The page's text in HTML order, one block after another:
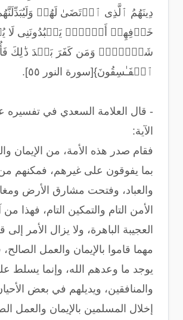
دِینَهُمُ ٱلَّذِی ٱرۡتَضَىٰ لَهُمۡ
خَوۡفِهِمۡ أَمۡنࣰاۚ یَعۡبُدُونَنِی لَا
شَیۡـࣰٔاۚ وَمَن كَفَرَ بَعۡدَ ذَ ٰ⁠لِكَ
ٱلۡفَـٰسِقُونَ}[سورة النور ٥٥].
- قال العلامة السعدي في تفسيره
الآية:
فقام صدر هذه الأمة، من الإيمان
بما يفوقون على غيرهم، فمكنهم من
والعباد، وفتحت مشارق الأرض
الأمن التام والتمكين التام، فهذا من
العجيبة الباهرة، ولا يزال الأمر إلى
مهما قاموا بالإيمان والعمل الصالح،
يوجد ما وعدهم الله، وإنما يسلط
والمنافقين، ويديلهم في بعض
إخلال المسلمين بالإيمان والعمل